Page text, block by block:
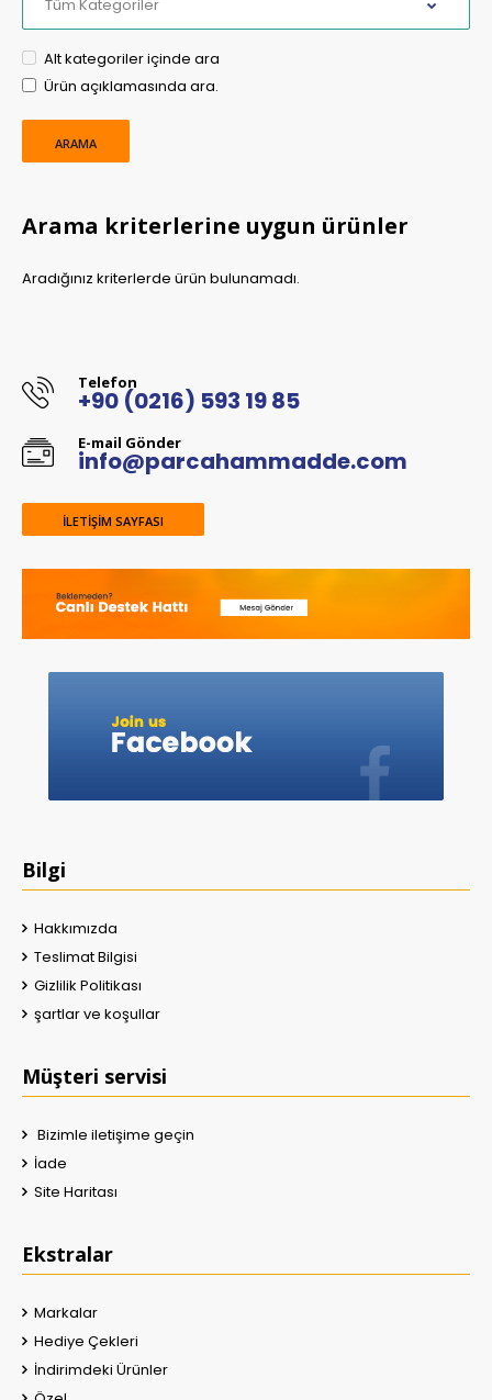
Alt kategoriler içinde ara
Ürün açıklamasında ara.
Arama kriterlerine uygun ürünler
Aradığınız kriterlerde ürün bulunamadı.
Telefon
+90 (0216) 593 19 85
E-mail Gönder
info@parcahammadde.com
İLETIŞIM SAYFASI
Bilgi
Hakkımızda
Teslimat Bilgisi
Gizlilik Politikası
şartlar ve koşullar
Müşteri servisi
Bizimle iletişime geçin
İade
Site Haritası
Ekstralar
Markalar
Hediye Çekleri
İndirimdeki Ürünler